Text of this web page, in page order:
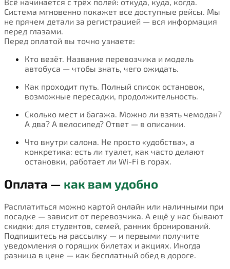
Система мгновенно покажет все доступные рейсы. Мы
не прячем детали за регистрацией — вся информация
перед глазами.
Перед оплатой вы точно узнаете:
Кто везёт. Название перевозчика и модель
автобуса — чтобы знать, чего ожидать.
Как проходит путь. Полный список остановок,
возможные пересадки, продолжительность.
Сколько мест и багажа. Можно ли взять чемодан?
А два? А велосипед? Ответ — в описании.
Что внутри салона. Не просто «удобства», а
конкретика: есть ли туалет, как часто делают
остановки, работает ли Wi-Fi в горах.
Оплата — как вам удобно
Расплатиться можно картой онлайн или наличными при
посадке — зависит от перевозчика. А ещё у нас бывают
скидки: для студентов, семей, ранних бронирований.
Подпишитесь на рассылку — и первыми получите
уведомления о горящих билетах и акциях. Иногда
разница в цене — как бесплатный обед в дороге.